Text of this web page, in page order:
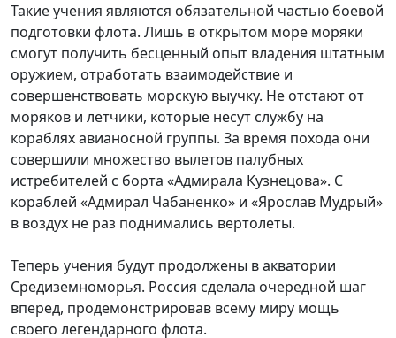
Такие учения являются обязательной частью боевой
подготовки флота. Лишь в открытом море моряки
смогут получить бесценный опыт владения штатным
оружием, отработать взаимодействие и
совершенствовать морскую выучку. Не отстают от
моряков и летчики, которые несут службу на
кораблях авианосной группы. За время похода они
совершили множество вылетов палубных
истребителей с борта «Адмирала Кузнецова». С
кораблей «Адмирал Чабаненко» и «Ярослав Мудрый»
в воздух не раз поднимались вертолеты.
Теперь учения будут продолжены в акватории
Средиземноморья. Россия сделала очередной шаг
вперед, продемонстрировав всему миру мощь
своего легендарного флота.